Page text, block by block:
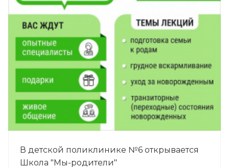
В детской поликлинике №6 открывается
Школа "Мы-родители"